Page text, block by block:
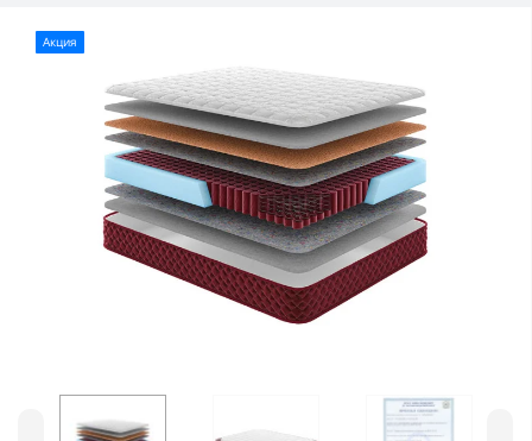
Акция